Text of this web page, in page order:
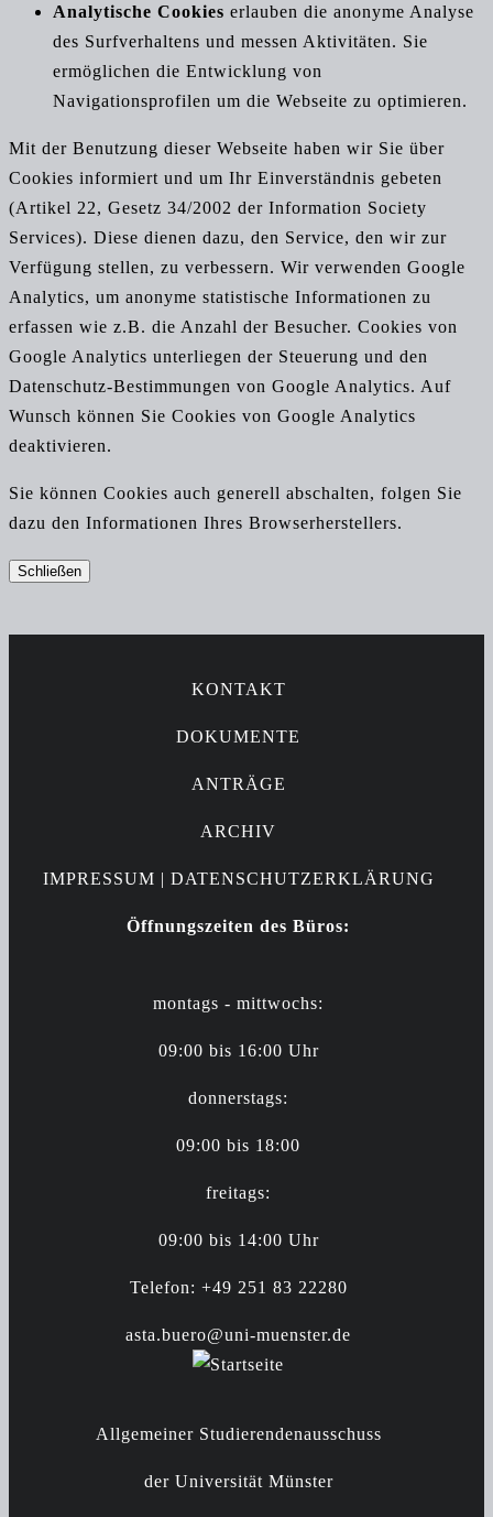
Analytische Cookies erlauben die anonyme Analyse
des Surfverhaltens und messen Aktivitäten. Sie
ermöglichen die Entwicklung von
Navigationsprofilen um die Webseite zu optimieren.
Mit der Benutzung dieser Webseite haben wir Sie über
Cookies informiert und um Ihr Einverständnis gebeten
(Artikel 22, Gesetz 34/2002 der Information Society
Services). Diese dienen dazu, den Service, den wir zur
Verfügung stellen, zu verbessern. Wir verwenden Google
Analytics, um anonyme statistische Informationen zu
erfassen wie z.B. die Anzahl der Besucher. Cookies von
Google Analytics unterliegen der Steuerung und den
Datenschutz-Bestimmungen von Google Analytics. Auf
Wunsch können Sie Cookies von Google Analytics
deaktivieren.
Sie können Cookies auch generell abschalten, folgen Sie
dazu den Informationen Ihres Browserherstellers.
Schließen
KONTAKT
DOKUMENTE
ANTRÄGE
ARCHIV
IMPRESSUM | DATENSCHUTZERKLÄRUNG
Öffnungszeiten des Büros:
montags - mittwochs:
09:00 bis 16:00 Uhr
donnerstags:
09:00 bis 18:00
freitags:
09:00 bis 14:00 Uhr
Telefon: +49 251 83 22280
asta.buero@uni-muenster.de
Allgemeiner Studierendenausschuss
der Universität Münster